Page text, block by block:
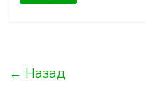
← Назад